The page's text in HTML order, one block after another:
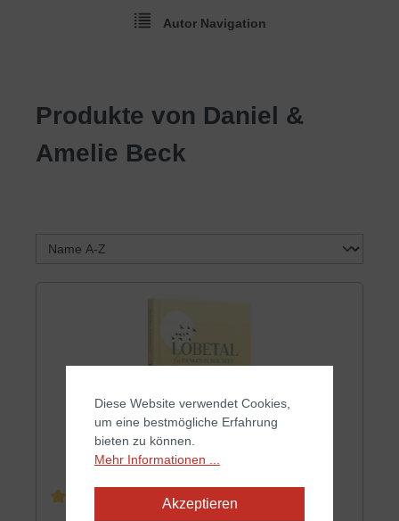
Autor Navigation
Produkte von Daniel &
Amelie Beck
Diese Website verwendet Cookies,
um eine bestmögliche Erfahrung
bieten zu können.
Mehr Informationen ...
Akzeptieren